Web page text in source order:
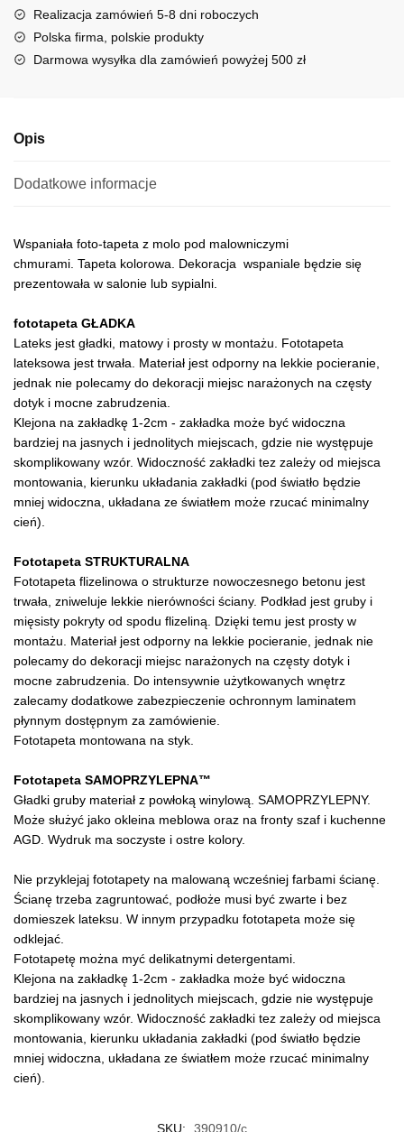
a
t
i
Realizacja zamówień 5-8 dni roboczych
Polska firma, polskie produkty
Darmowa wysyłka dla zamówień powyżej 500 zł
Opis
Dodatkowe informacje
Wspaniała foto-tapeta z molo pod malowniczymi
chmurami. Tapeta kolorowa. Dekoracja wspaniale będzie się
prezentowała w salonie lub sypialni.
fototapeta GŁADKA
Lateks jest gładki, matowy i prosty w montażu. Fototapeta
lateksowa jest trwała. Materiał jest odporny na lekkie pocieranie,
jednak nie polecamy do dekoracji miejsc narażonych na częsty
dotyk i mocne zabrudzenia.
Klejona na zakładkę 1-2cm - zakładka może być widoczna
bardziej na jasnych i jednolitych miejscach, gdzie nie występuje
skomplikowany wzór. Widoczność zakładki tez zależy od miejsca
montowania, kierunku układania zakładki (pod światło będzie
mniej widoczna, układana ze światłem może rzucać minimalny
cień).
Fototapeta STRUKTURALNA
Fototapeta flizelinowa o strukturze nowoczesnego betonu jest
trwała, zniweluje lekkie nierówności ściany. Podkład jest gruby i
mięsisty pokryty od spodu flizeliną. Dzięki temu jest prosty w
montażu. Materiał jest odporny na lekkie pocieranie, jednak nie
polecamy do dekoracji miejsc narażonych na częsty dotyk i
mocne zabrudzenia. Do intensywnie użytkowanych wnętrz
zalecamy dodatkowe zabezpieczenie ochronnym laminatem
płynnym dostępnym za zamówienie.
Fototapeta montowana na styk.
Fototapeta SAMOPRZYLEPNA™
Gładki gruby materiał z powłoką winylową. SAMOPRZYLEPNY.
Może służyć jako okleina meblowa oraz na fronty szaf i kuchenne
AGD. Wydruk ma soczyste i ostre kolory.
Nie przyklejaj fototapety na malowaną wcześniej farbami ścianę.
Ścianę trzeba zagruntować, podłoże musi być zwarte i bez
domieszek lateksu. W innym przypadku fototapeta może się
odklejać.
Fototapetę można myć delikatnymi detergentami.
Klejona na zakładkę 1-2cm - zakładka może być widoczna
bardziej na jasnych i jednolitych miejscach, gdzie nie występuje
skomplikowany wzór. Widoczność zakładki tez zależy od miejsca
montowania, kierunku układania zakładki (pod światło będzie
mniej widoczna, układana ze światłem może rzucać minimalny
cień).
SKU:
390910/c